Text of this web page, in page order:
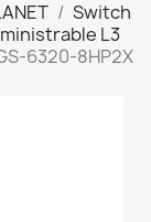
Switch
L3
6320-8HP2X